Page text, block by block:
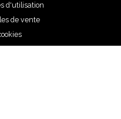
d'utilisation
de vente